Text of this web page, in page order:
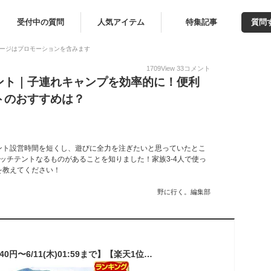
受付中の質問 人気アイテム 特集記事 質問
ジはプロモーションを含みます
1709View 33コメント
｜子連れキャンプを効率的に！便利
おすすめは？
設営時間を短くし、遊びに全力を注ぎたいと思っていたとこ
チテントなるものがあることを知りました！家族3-4人で使っ
えてください！
野に行く。編集部
【6,270円→SALE5,940円〜6/11(木)01:59まで】【楽天1位】テント ワンタッチ 3人用 4人用 ワンタッチテント UVカット スクエア テント 耐水圧 1,500mm以上 ドームテント キャンプテント ファミリー キャンプ用品 アウトドア セット ■[送料無料]